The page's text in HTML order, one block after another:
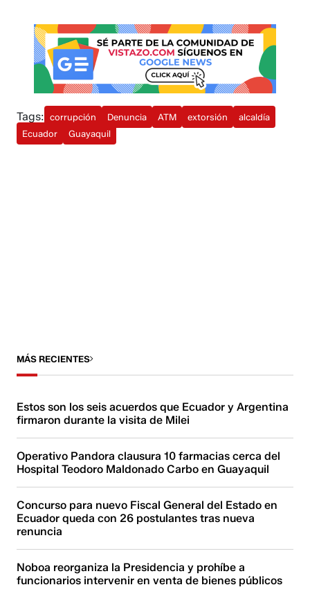
Tags: corrupción Denuncia ATM extorsión
alcaldía
Ecuador
Guayaquil
MÁS RECIENTES
Estos son los seis acuerdos que Ecuador y Argentina
firmaron durante la visita de Milei
Operativo Pandora clausura 10 farmacias cerca del
Hospital Teodoro Maldonado Carbo en Guayaquil
Concurso para nuevo Fiscal General del Estado en
Ecuador queda con 26 postulantes tras nueva
renuncia
Noboa reorganiza la Presidencia y prohíbe a
funcionarios intervenir en venta de bienes públicos